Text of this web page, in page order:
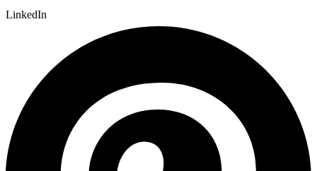
LinkedIn